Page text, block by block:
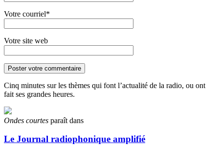
Votre courriel*
Votre site web
Cinq minutes sur les thèmes qui font l’actualité de la radio, ou ont
fait ses grandes heures.
Ondes courtes paraît dans
Le Journal radiophonique amplifié